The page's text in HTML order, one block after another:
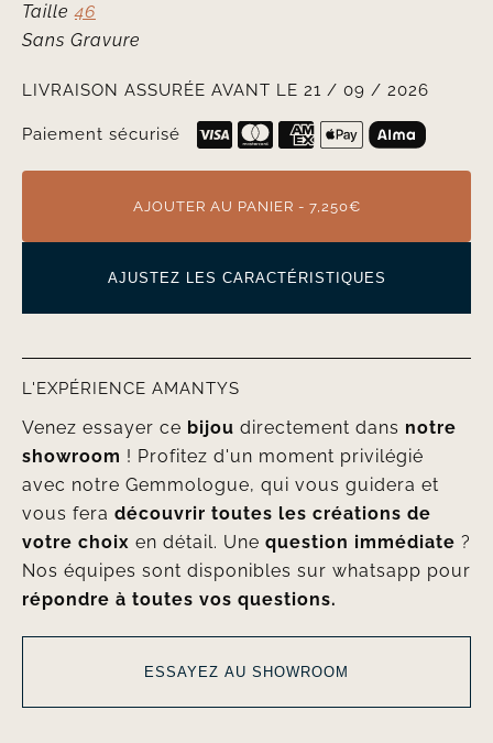
Taille46
Sans Gravure
LIVRAISON ASSURÉE AVANT LE 21 / 09 / 2026
Paiement sécurisé
AJOUTER AU PANIER - 7,250€
AJUSTEZ LES CARACTÉRISTIQUES
L'EXPÉRIENCE AMANTYS
Venez essayer ce bijou directement dans notre
showroom ! Profitez d'un moment privilégié
avec notre Gemmologue, qui vous guidera et
vous fera découvrir toutes les créations de
votre choix en détail. Une question immédiate ?
Nos équipes sont disponibles sur whatsapp pour
répondre à toutes vos questions.
ESSAYEZ AU SHOWROOM